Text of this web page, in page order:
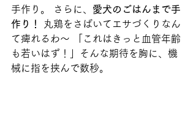
手作り。 さらに、 愛犬のごはんまで手
作り！
丸鶏をさばいてエサづくりなん
て痺れるわ～ 「これはきっと血管年齢
も若いはず！」そんな期待を胸に、機
械に指を挟んで数秒。